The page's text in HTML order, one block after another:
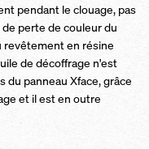
pendant le clouage, pas
perte de couleur du
revêtement en résine
de décoffrage n'est
du panneau Xface, grâce
et il est en outre